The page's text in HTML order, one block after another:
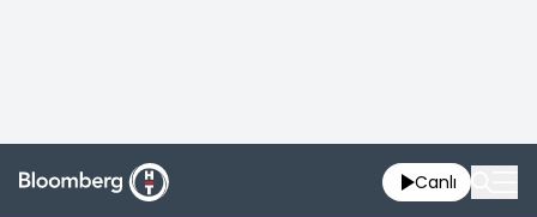
Canlı